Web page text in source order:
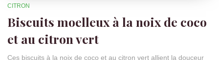
CITRON
Biscuits moelleux à la noix de coco
et au citron vert
Ces biscuits à la noix de coco et au citron vert allient la douceur